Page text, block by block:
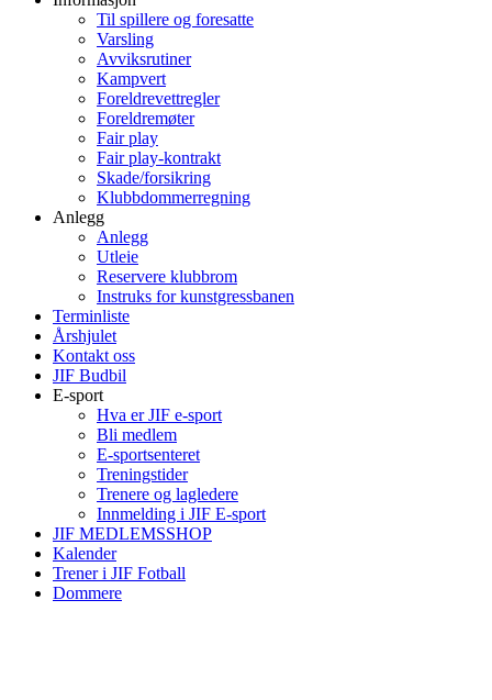
Til spillere og foresatte
Varsling
Avviksrutiner
Kampvert
Foreldrevettregler
Foreldremøter
Fair play
Fair play-kontrakt
Skade/forsikring
Klubbdommerregning
Anlegg
Anlegg
Utleie
Reservere klubbrom
Instruks for kunstgressbanen
Terminliste
Årshjulet
Kontakt oss
JIF Budbil
E-sport
Hva er JIF e-sport
Bli medlem
E-sportsenteret
Treningstider
Trenere og lagledere
Innmelding i JIF E-sport
JIF MEDLEMSSHOP
Kalender
Trener i JIF Fotball
Dommere